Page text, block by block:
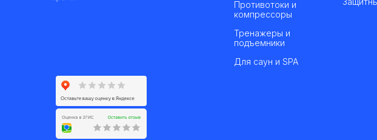
Противотоки и
компрессоры
Тренажеры и
подъемники
Для саун и SPA